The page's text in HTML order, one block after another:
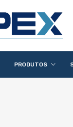
PRODUTOS